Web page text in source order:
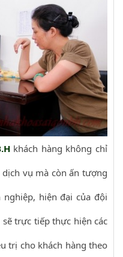
khách hàng không chỉ
vụ mà còn ấn tượng
hiện đại của đội
trực tiếp thực hiện các
trị cho khách hàng theo